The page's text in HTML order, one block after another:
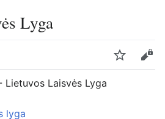
Lyga
Stebėti
Keisti
Laisvės Lyga
lyga